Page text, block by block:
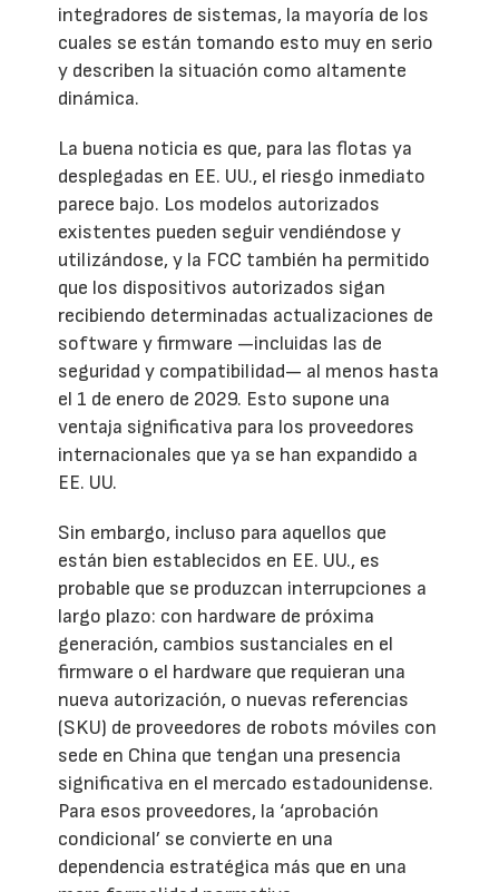
integradores de sistemas, la mayoría de los
cuales se están tomando esto muy en serio
y describen la situación como altamente
dinámica.
La buena noticia es que, para las flotas ya
desplegadas en EE. UU., el riesgo inmediato
parece bajo. Los modelos autorizados
existentes pueden seguir vendiéndose y
utilizándose, y la FCC también ha permitido
que los dispositivos autorizados sigan
recibiendo determinadas actualizaciones de
software y firmware —incluidas las de
seguridad y compatibilidad— al menos hasta
el 1 de enero de 2029. Esto supone una
ventaja significativa para los proveedores
internacionales que ya se han expandido a
EE. UU.
Sin embargo, incluso para aquellos que
están bien establecidos en EE. UU., es
probable que se produzcan interrupciones a
largo plazo: con hardware de próxima
generación, cambios sustanciales en el
firmware o el hardware que requieran una
nueva autorización, o nuevas referencias
(SKU) de proveedores de robots móviles con
sede en China que tengan una presencia
significativa en el mercado estadounidense.
Para esos proveedores, la ‘aprobación
condicional’ se convierte en una
dependencia estratégica más que en una